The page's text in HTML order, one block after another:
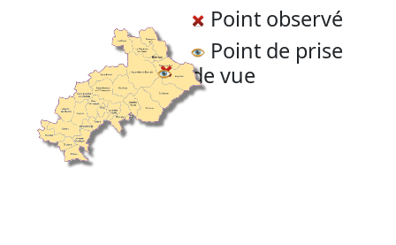
Point observé
Point de prise
de vue